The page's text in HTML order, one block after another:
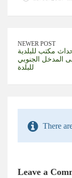
NEWER POST
مكتب للبلدية
المدخل الجنوبي
للبلدة
There
Leave a